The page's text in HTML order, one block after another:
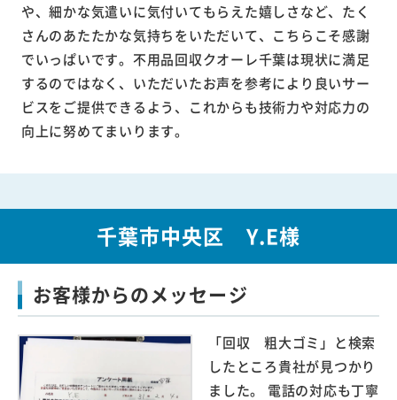
や、細かな気遣いに気付いてもらえた嬉しさなど、たく
さんのあたたかな気持ちをいただいて、こちらこそ感謝
でいっぱいです。不用品回収クオーレ千葉は現状に満足
するのではなく、いただいたお声を参考により良いサー
ビスをご提供できるよう、これからも技術力や対応力の
向上に努めてまいります。
千葉市中央区 Y.E様
お客様からのメッセージ
「回収 粗大ゴミ」と検索
したところ貴社が見つかり
ました。 電話の対応も丁寧